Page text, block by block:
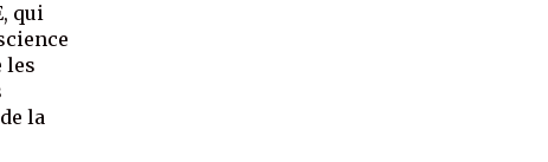
qui
les
la